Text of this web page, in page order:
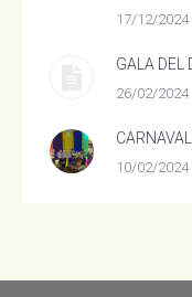
17/12/2024
GALA DEL
26/02/2024
10/02/2024